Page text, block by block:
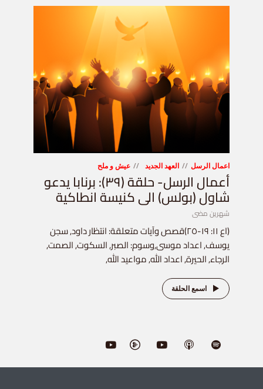
اعمال الرسل العهد الجديد عيش و ملح
أعمال الرسل- حلقة (٣٩): برنابا يدعو
شاول (بولس) الى كنيسة انطاكية
شهرين مضى
(اع ١١: ١٩-٢٥)قصص وآيات متعلقة: انتظار داود, سجن
يوسف, اعداد موسى,وسوم: الصبر, السكوت, الصمت,
الرجاء, الحيرة, اعداد الله, مواعيد الله,
اسمع الحلقة